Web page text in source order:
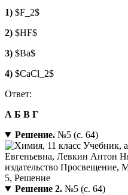
1) $F_2$
2) $HF$
3) $Ba$
4) $CaCl_2$
Ответ:
А Б В Г
Решение.№5 (с. 64)
Решение 2.№5 (с. 64)